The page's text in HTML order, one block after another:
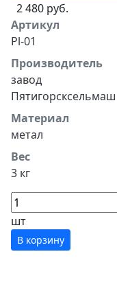
2 480 руб.
Артикул
Pl-01
Производитель
завод
Пятигорсксельмаш
Материал
метал
Вес
3 кг
шт
В корзину